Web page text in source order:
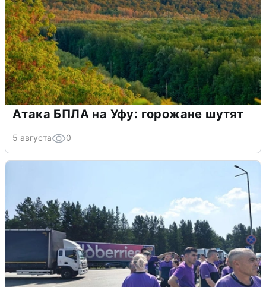
Атака БПЛА на Уфу: горожане шутят
5 августа 0